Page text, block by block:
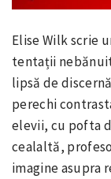
Elise Wilk scrie
tentații
lipsă de
perechi
elevii, cu pofta
cealaltă,
imagine asupra